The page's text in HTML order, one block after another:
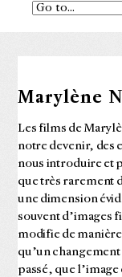
Marylène
Les films de
notre devenir, des
nous introduire et
que très rarement
une dimension
souvent d’images
modifie de
qu’un
passé, que l’image